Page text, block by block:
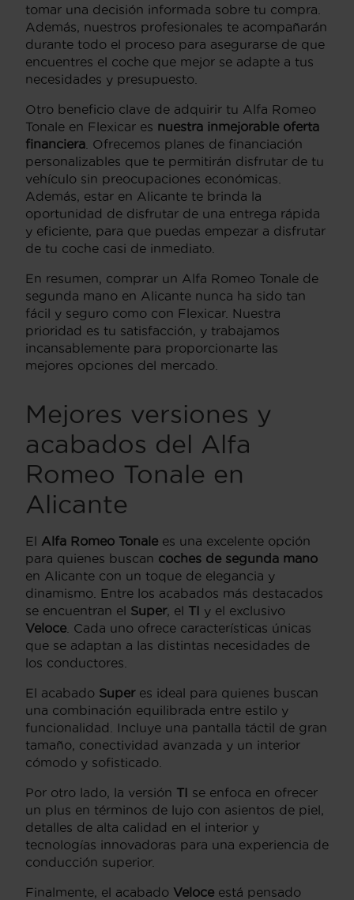
tomar una decisión informada sobre tu compra.
Además, nuestros profesionales te acompañarán
durante todo el proceso para asegurarse de que
encuentres el coche que mejor se adapte a tus
necesidades y presupuesto.
Otro beneficio clave de adquirir tu Alfa Romeo
Tonale en Flexicar es nuestra inmejorable oferta
financiera . Ofrecemos planes de financiación
personalizables que te permitirán disfrutar de tu
vehículo sin preocupaciones económicas.
Además, estar en Alicante te brinda la
oportunidad de disfrutar de una entrega rápida
y eficiente, para que puedas empezar a disfrutar
de tu coche casi de inmediato.
En resumen, comprar un Alfa Romeo Tonale de
segunda mano en Alicante nunca ha sido tan
fácil y seguro como con Flexicar. Nuestra
prioridad es tu satisfacción, y trabajamos
incansablemente para proporcionarte las
mejores opciones del mercado.
Mejores versiones y
acabados del Alfa
Romeo Tonale en
Alicante
El Alfa Romeo Tonale es una excelente opción
para quienes buscan coches de segunda mano
en Alicante con un toque de elegancia y
dinamismo. Entre los acabados más destacados
se encuentran el Super, el TI y el exclusivo
Veloce . Cada uno ofrece características únicas
que se adaptan a las distintas necesidades de
los conductores.
El acabado Superes ideal para quienes buscan
una combinación equilibrada entre estilo y
funcionalidad. Incluye una pantalla táctil de gran
tamaño, conectividad avanzada y un interior
cómodo y sofisticado.
Por otro lado, la versión TI se enfoca en ofrecer
un plus en términos de lujo con asientos de piel,
detalles de alta calidad en el interior y
tecnologías innovadoras para una experiencia de
conducción superior.
Finalmente, el acabado Veloce está pensado